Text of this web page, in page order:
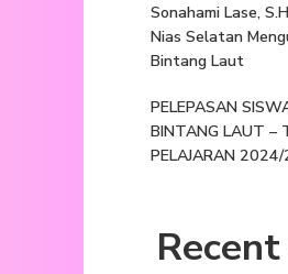
Sonahami Lase,
Nias Selatan
Bintang Laut
PELEPASAN
BINTANG LAUT –
PELAJARAN